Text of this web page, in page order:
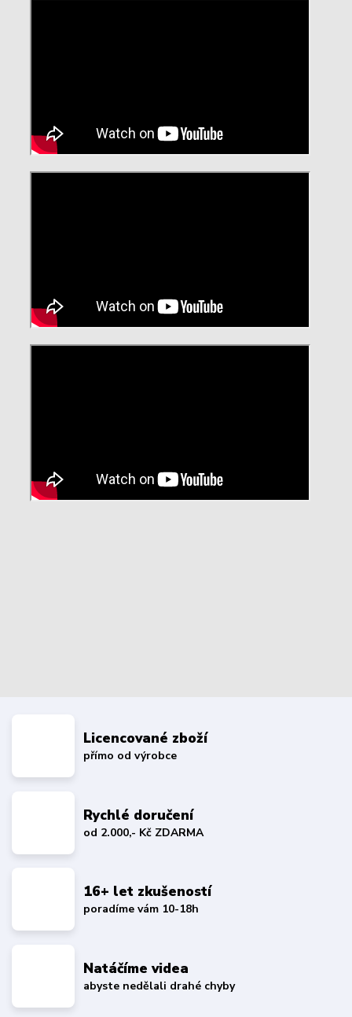
Licencované zboží
přímo od výrobce
Rychlé doručení
od 2.000,- Kč ZDARMA
16+ let zkušeností
poradíme vám 10-18h
Natáčíme videa
abyste nedělali drahé chyby